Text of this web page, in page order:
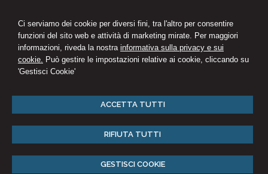
Ci serviamo dei cookie per diversi fini, tra l'altro per consentire
funzioni del sito web e attività di marketing mirate. Per maggiori
informazioni, riveda la nostra informativa sulla privacy e sui
cookie. Può gestire le impostazioni relative ai cookie, cliccando su
'Gestisci Cookie'
ACCETTA TUTTI
RIFIUTA TUTTI
GESTISCI COOKIE